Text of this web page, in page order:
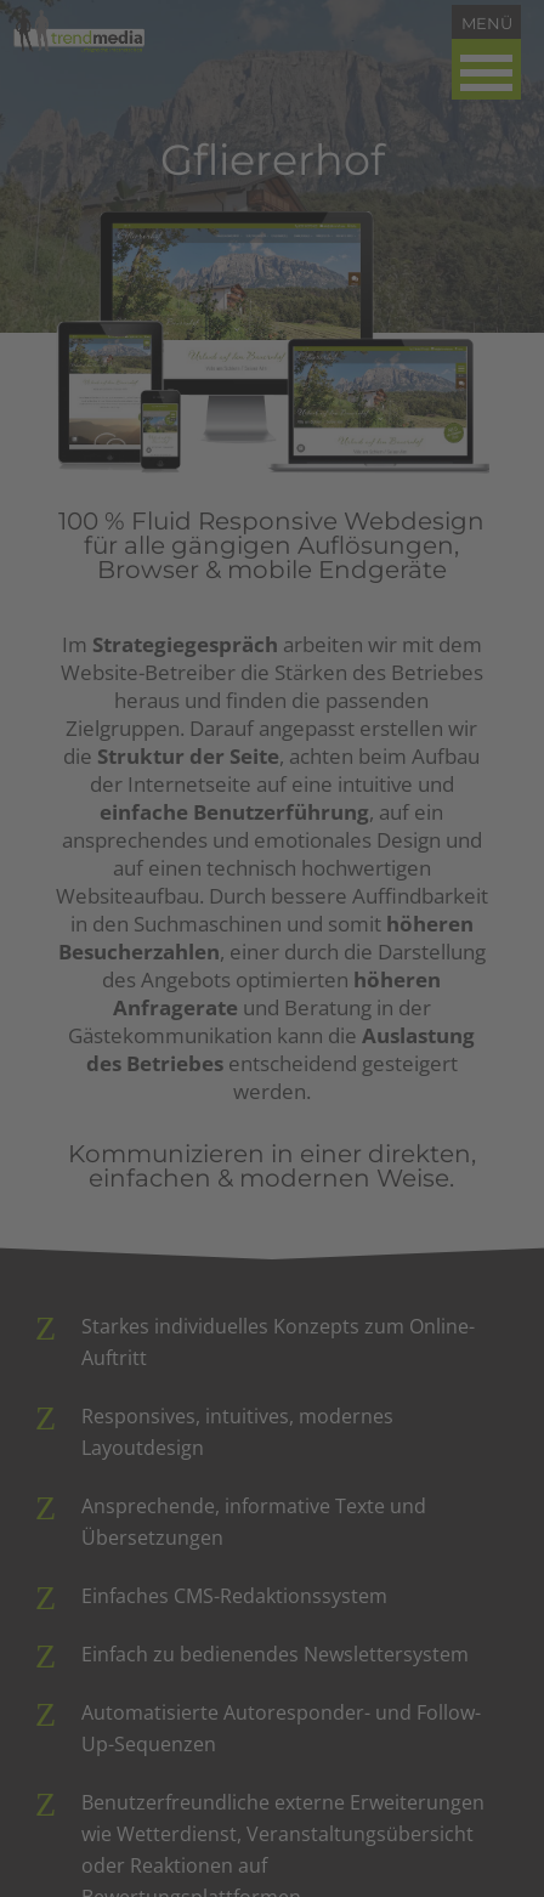
Gfliererhof
100 % Fluid Responsive Webdesign
für alle gängigen Auflösungen,
Browser & mobile Endgeräte
Im Strategiegespräch arbeiten wir mit dem
Website-Betreiber die Stärken des Betriebes
heraus und finden die passenden
Zielgruppen. Darauf angepasst erstellen wir
die Struktur der Seite, achten beim Aufbau
der Internetseite auf eine intuitive und
einfache Benutzerführung, auf ein
ansprechendes und emotionales Design und
auf einen technisch hochwertigen
Websiteaufbau. Durch bessere Auffindbarkeit
in den Suchmaschinen und somit höheren
Besucherzahlen, einer durch die Darstellung
des Angebots optimierten höheren
Anfragerate und Beratung in der
Gästekommunikation kann dieAuslastung
des Betriebesentscheidend gesteigert
werden.
Kommunizieren in einer direkten,
einfachen & modernen Weise.
Starkes individuelles Konzepts zum Online-
Auftritt
Responsives, intuitives, modernes
Layoutdesign
Ansprechende, informative Texte und
Übersetzungen
Einfaches CMS-Redaktionssystem
Einfach zu bedienendes Newslettersystem
Automatisierte Autoresponder- und Follow-
Up-Sequenzen
Benutzerfreundliche externe Erweiterungen
wie Wetterdienst, Veranstaltungsübersicht
oder Reaktionen auf